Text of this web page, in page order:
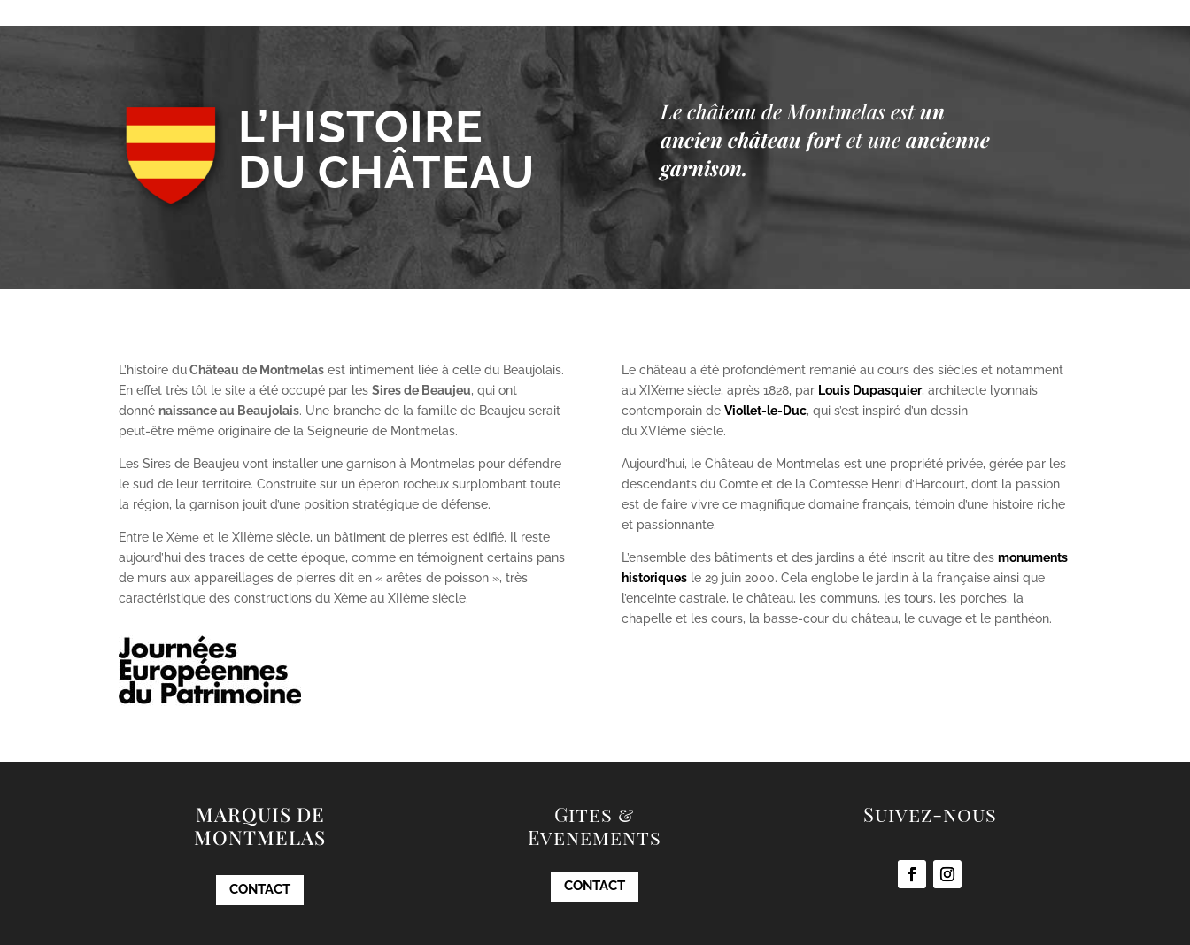
L’HISTOIRE
DU CHÂTEAU
Le château de Montmelas est un
ancien château fort et une ancienne
garnison.
L’histoire duChâteau de Montmelas est intimement liée à celle du Beaujolais.
En effet très tôt le site a été occupé par lesSires de Beaujeu, qui ont
donné naissance au Beaujolais. Une branche de la famille de Beaujeu serait
peut-être même originaire de la Seigneurie de Montmelas.
Les Sires de Beaujeu vont installer une garnison à Montmelas pour défendre
le sud de leur territoire. Construite sur un éperon rocheux surplombant toute
la région, la garnison jouit d’une position stratégique de défense.
Entre le Xème et le XIIème siècle, un bâtiment de pierres est édifié. Il reste
aujourd’hui des traces de cette époque, comme en témoignent certains pans
de murs aux appareillages de pierres dit en « arêtes de poisson », très
caractéristique des constructions du Xème au XIIème siècle.
Le château a été profondément remanié au cours des siècles et notamment
au XIXèmesiècle, après 1828, par Louis Dupasquier, architecte lyonnais
contemporain de Viollet-le-Duc, qui s’est inspiré d’un dessin
du XVI èmesiècle.
Aujourd’hui, le Château de Montmelas est une propriété privée, gérée par les
descendants du Comte et de la Comtesse Henri d’Harcourt, dont la passion
est de faire vivre ce magnifique domaine français, témoin d’une histoire riche
et passionnante.
L’ensemble des bâtiments et des jardins a été inscrit au titre des monuments
historiquesle 29 juin 2000. Cela englobe le jardin à la française ainsi que
l’enceinte castrale, le château, les communs, les tours, les porches, la
chapelle et les cours, la basse-cour du château, le cuvage et le panthéon.
MARQUIS DE
MONTMELAS
CONTACT
Gites &
Evenements
CONTACT
Suivez-nous